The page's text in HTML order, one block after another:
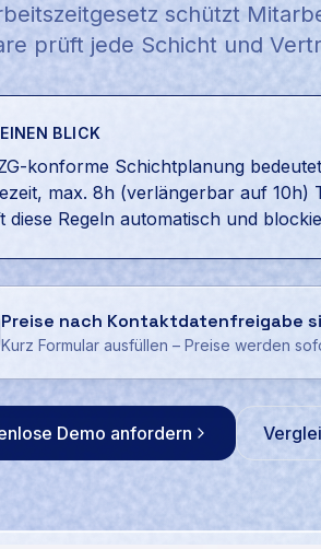
schützt
prüft jede Schicht und
BLICK
konforme Schichtplanung
max. 8h (verlängerbar auf 10h)
diese Regeln automatisch und
Preise nach Kontaktdatenfreigabe
Kurz Formular ausfüllen – Preise werden
Demo anfordern